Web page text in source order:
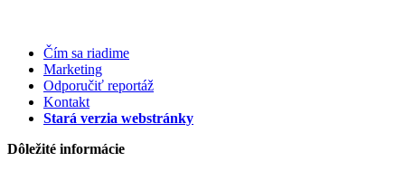
Čím sa riadime
Marketing
Odporučiť reportáž
Kontakt
Stará verzia webstránky
Dôležité informácie